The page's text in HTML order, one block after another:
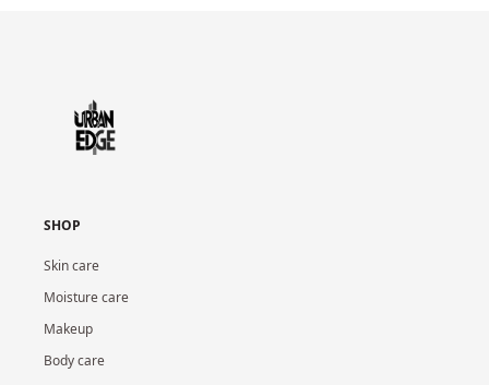
SHOP
Skin care
Moisture care
Makeup
Body care